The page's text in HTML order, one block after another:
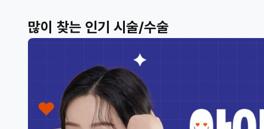
많이 찾는 인기 시술/수술